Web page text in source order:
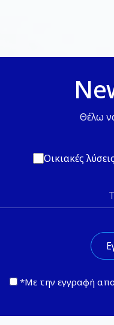
Θέλω
Οικιακές λύσεις
*Με την εγγραφή